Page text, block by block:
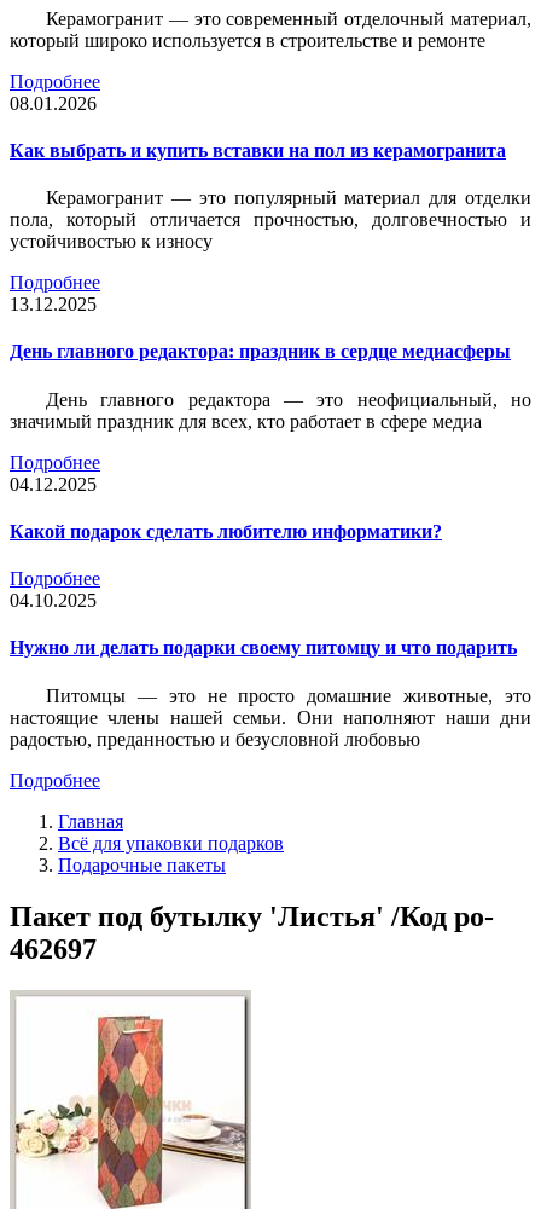
Керамогранит — это современный отделочный материал,
который широко используется в строительстве и ремонте
Подробнее
08.01.2026
Как выбрать и купить вставки на пол из керамогранита
Керамогранит — это популярный материал для отделки
пола, который отличается прочностью, долговечностью и
устойчивостью к износу
Подробнее
13.12.2025
День главного редактора: праздник в сердце медиасферы
День главного редактора — это неофициальный, но
значимый праздник для всех, кто работает в сфере медиа
Подробнее
04.12.2025
Какой подарок сделать любителю информатики?
Подробнее
04.10.2025
Нужно ли делать подарки своему питомцу и что подарить
Питомцы — это не просто домашние животные, это
настоящие члены нашей семьи. Они наполняют наши дни
радостью, преданностью и безусловной любовью
Подробнее
Главная
Всё для упаковки подарков
Подарочные пакеты
Пакет под бутылку 'Листья' /Код po-
462697